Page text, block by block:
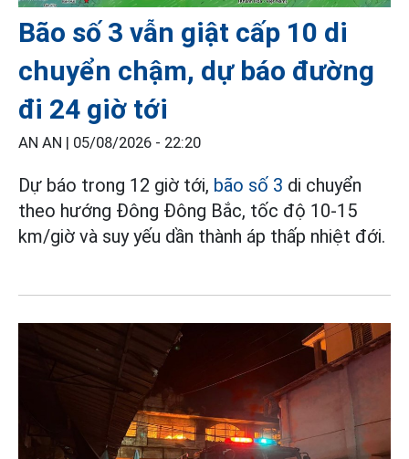
Bão số 3 vẫn giật cấp 10 di
chuyển chậm, dự báo đường
đi 24 giờ tới
AN AN | 05/08/2026 - 22:20
Dự báo trong 12 giờ tới, bão số 3 di chuyển
theo hướng Đông Đông Bắc, tốc độ 10-15
km/giờ và suy yếu dần thành áp thấp nhiệt đới.